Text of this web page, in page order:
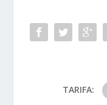
TARIFA: